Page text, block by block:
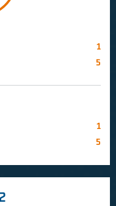
1
5
1
5